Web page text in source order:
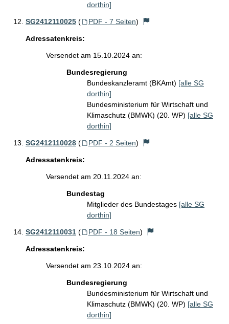
dorthin]
SG2412110025 ( PDF - 7 Seiten)
Adressatenkreis:
Versendet am 15.10.2024 an:
Bundesregierung
Bundeskanzleramt (BKAmt) [alle SG
dorthin]
Bundesministerium für Wirtschaft und
Klimaschutz (BMWK) (20. WP) [alle SG
dorthin]
SG2412110028 ( PDF - 2 Seiten)
Adressatenkreis:
Versendet am 20.11.2024 an:
Bundestag
Mitglieder des Bundestages [alle SG
dorthin]
SG2412110031 ( PDF - 18 Seiten)
Adressatenkreis:
Versendet am 23.10.2024 an:
Bundesregierung
Bundesministerium für Wirtschaft und
Klimaschutz (BMWK) (20. WP) [alle SG
dorthin]